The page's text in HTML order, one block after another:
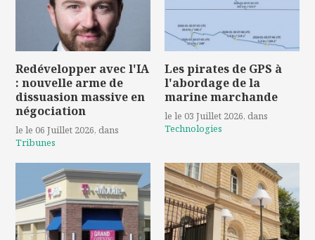
Redévelopper avec l'IA
: nouvelle arme de
dissuasion massive en
négociation
le le 06 Juillet 2026, dans
Tribunes
Les pirates de GPS à
l'abordage de la
marine marchande
le le 03 Juillet 2026, dans
Technologies